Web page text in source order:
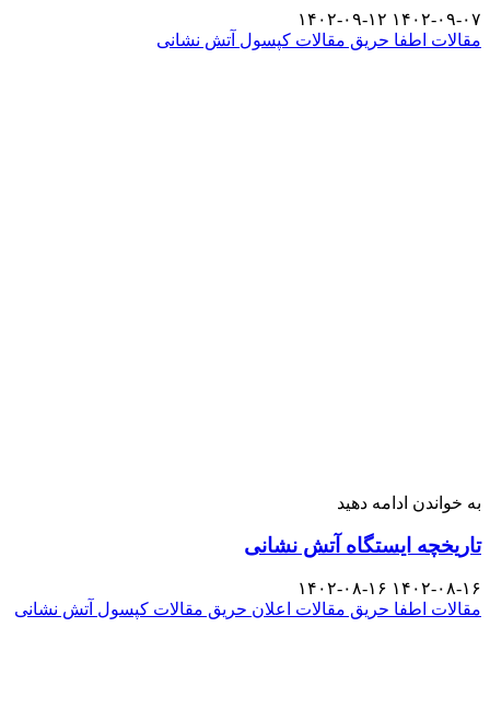
۱۴۰۲-۰۹-۰۷ ۱۴۰۲-۰۹-۱۲
مقالات اطفا حریق مقالات کپسول آتش نشانی
به خواندن ادامه دهید
تاریخچه ایستگاه آتش نشانی
۱۴۰۲-۰۸-۱۶ ۱۴۰۲-۰۸-۱۶
مقالات اطفا حریق مقالات اعلان حریق مقالات کپسول آتش نشانی